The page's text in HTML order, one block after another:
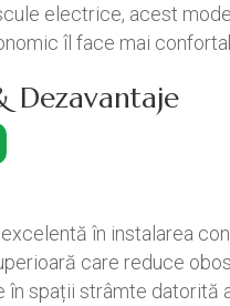
electrice, acest
îl face mai
Dezavantaje
în instalarea
care reduce
în spații strâmte datorită